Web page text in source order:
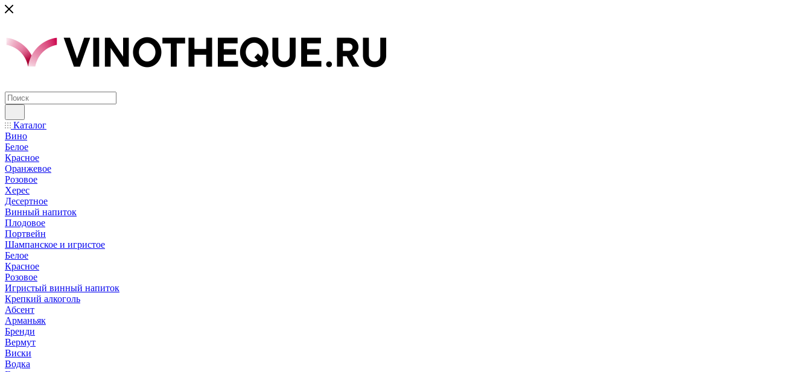
Каталог
Вино
Белое
Красное
Оранжевое
Розовое
Херес
Десертное
Винный напиток
Плодовое
Портвейн
Шампанское и игристое
Белое
Красное
Розовое
Игристый винный напиток
Крепкий алкоголь
Абсент
Арманьяк
Бренди
Вермут
Виски
Водка